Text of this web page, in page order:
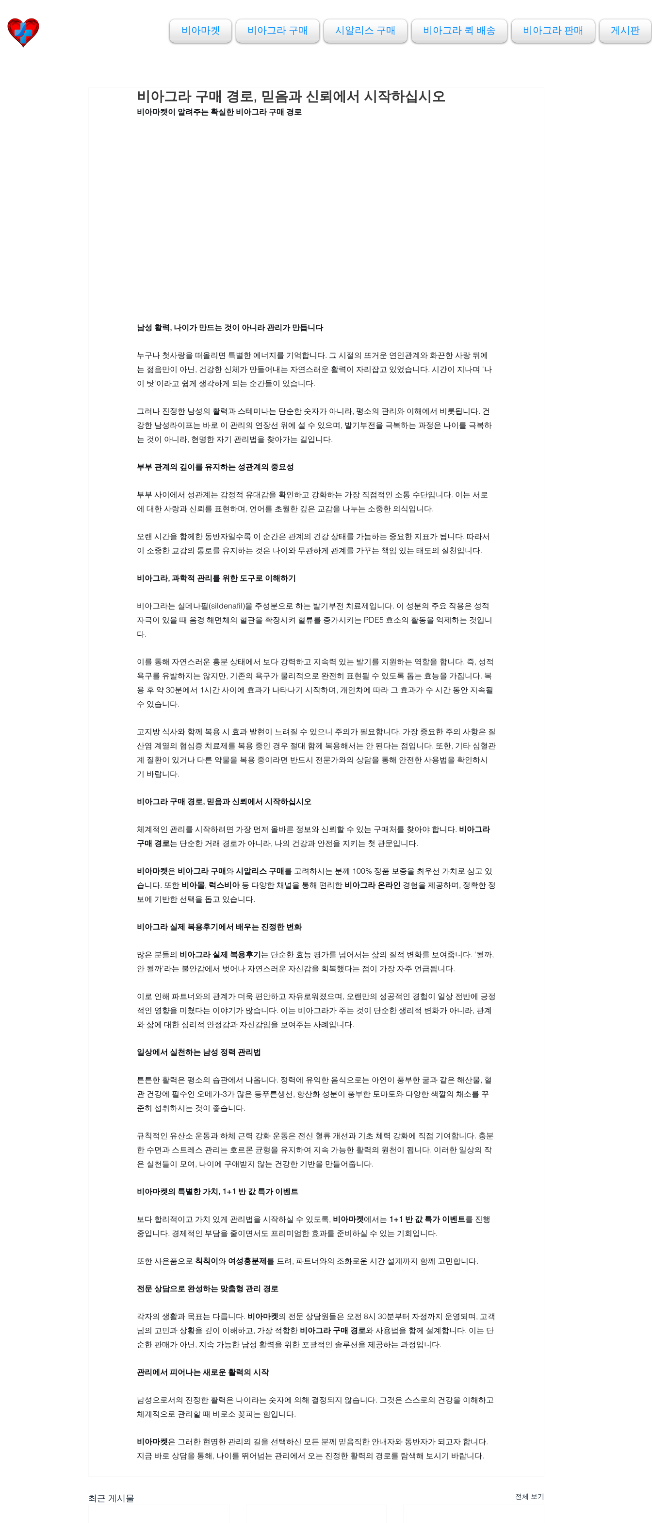
비아마켓 비아그라 구매 시알리스 구매 비아그라 퀵 배송 비아그라 판매 게시판
비아그라 구매 경로, 믿음과 신뢰에서 시작하십시오
비아마켓이 알려주는 확실한 비아그라 구매 경로
남성 활력, 나이가 만드는 것이 아니라 관리가 만듭니다
누구나 첫사랑을 떠올리면 특별한 에너지를 기억합니다. 그 시절의 뜨거운 연인관계와 화끈한 사랑 뒤에
는 젊음만이 아닌, 건강한 신체가 만들어내는 자연스러운 활력이 자리잡고 있었습니다. 시간이 지나며 '나
이 탓'이라고 쉽게 생각하게 되는 순간들이 있습니다.
그러나 진정한 남성의 활력과 스테미나는 단순한 숫자가 아니라, 평소의 관리와 이해에서 비롯됩니다. 건
강한 남성라이프는 바로 이 관리의 연장선 위에 설 수 있으며, 발기부전을 극복하는 과정은 나이를 극복하
는 것이 아니라, 현명한 자기 관리법을 찾아가는 길입니다.
부부 관계의 깊이를 유지하는 성관계의 중요성
부부 사이에서 성관계는 감정적 유대감을 확인하고 강화하는 가장 직접적인 소통 수단입니다. 이는 서로
에 대한 사랑과 신뢰를 표현하며, 언어를 초월한 깊은 교감을 나누는 소중한 의식입니다.
오랜 시간을 함께한 동반자일수록 이 순간은 관계의 건강 상태를 가늠하는 중요한 지표가 됩니다. 따라서
이 소중한 교감의 통로를 유지하는 것은 나이와 무관하게 관계를 가꾸는 책임 있는 태도의 실천입니다.
비아그라, 과학적 관리를 위한 도구로 이해하기
비아그라는 실데나필(sildenafil)을 주성분으로 하는 발기부전 치료제입니다. 이 성분의 주요 작용은 성적
자극이 있을 때 음경 해면체의 혈관을 확장시켜 혈류를 증가시키는 PDE5 효소의 활동을 억제하는 것입니
다.
이를 통해 자연스러운 흥분 상태에서 보다 강력하고 지속력 있는 발기를 지원하는 역할을 합니다. 즉, 성적
욕구를 유발하지는 않지만, 기존의 욕구가 물리적으로 완전히 표현될 수 있도록 돕는 효능을 가집니다. 복
용 후 약 30분에서 1시간 사이에 효과가 나타나기 시작하며, 개인차에 따라 그 효과가 수 시간 동안 지속될
수 있습니다.
고지방 식사와 함께 복용 시 효과 발현이 느려질 수 있으니 주의가 필요합니다. 가장 중요한 주의 사항은 질
산염 계열의 협심증 치료제를 복용 중인 경우 절대 함께 복용해서는 안 된다는 점입니다. 또한, 기타 심혈관
계 질환이 있거나 다른 약물을 복용 중이라면 반드시 전문가와의 상담을 통해 안전한 사용법을 확인하시
기 바랍니다.
비아그라 구매 경로, 믿음과 신뢰에서 시작하십시오
체계적인 관리를 시작하려면 가장 먼저 올바른 정보와 신뢰할 수 있는 구매처를 찾아야 합니다. 비아그라
구매 경로는 단순한 거래 경로가 아니라, 나의 건강과 안전을 지키는 첫 관문입니다.
비아마켓은 비아그라 구매와 시알리스 구매를 고려하시는 분께 100% 정품 보증을 최우선 가치로 삼고 있
습니다. 또한 비아몰, 럭스비아 등 다양한 채널을 통해 편리한 비아그라 온라인 경험을 제공하며, 정확한 정
보에 기반한 선택을 돕고 있습니다.
비아그라 실제 복용후기에서 배우는 진정한 변화
많은 분들의 비아그라 실제 복용후기는 단순한 효능 평가를 넘어서는 삶의 질적 변화를 보여줍니다. '될까,
안 될까'라는 불안감에서 벗어나 자연스러운 자신감을 회복했다는 점이 가장 자주 언급됩니다.
이로 인해 파트너와의 관계가 더욱 편안하고 자유로워졌으며, 오랜만의 성공적인 경험이 일상 전반에 긍정
적인 영향을 미쳤다는 이야기가 많습니다. 이는 비아그라가 주는 것이 단순한 생리적 변화가 아니라, 관계
와 삶에 대한 심리적 안정감과 자신감임을 보여주는 사례입니다.
일상에서 실천하는 남성 정력 관리법
튼튼한 활력은 평소의 습관에서 나옵니다. 정력에 유익한 음식으로는 아연이 풍부한 굴과 같은 해산물, 혈
관 건강에 필수인 오메가-3가 많은 등푸른생선, 항산화 성분이 풍부한 토마토와 다양한 색깔의 채소를 꾸
준히 섭취하시는 것이 좋습니다.
규칙적인 유산소 운동과 하체 근력 강화 운동은 전신 혈류 개선과 기초 체력 강화에 직접 기여합니다. 충분
한 수면과 스트레스 관리는 호르몬 균형을 유지하여 지속 가능한 활력의 원천이 됩니다. 이러한 일상의 작
은 실천들이 모여, 나이에 구애받지 않는 건강한 기반을 만들어줍니다.
비아마켓의 특별한 가치, 1+1 반 값 특가 이벤트
보다 합리적이고 가치 있게 관리법을 시작하실 수 있도록, 비아마켓에서는 1+1 반 값 특가 이벤트를 진행
중입니다. 경제적인 부담을 줄이면서도 프리미엄한 효과를 준비하실 수 있는 기회입니다.
또한 사은품으로 칙칙이와 여성흥분제를 드려, 파트너와의 조화로운 시간 설계까지 함께 고민합니다.
전문 상담으로 완성하는 맞춤형 관리 경로
각자의 생활과 목표는 다릅니다. 비아마켓의 전문 상담원들은 오전 8시 30분부터 자정까지 운영되며, 고객
님의 고민과 상황을 깊이 이해하고, 가장 적합한 비아그라 구매 경로와 사용법을 함께 설계합니다. 이는 단
순한 판매가 아닌, 지속 가능한 남성 활력을 위한 포괄적인 솔루션을 제공하는 과정입니다.
관리에서 피어나는 새로운 활력의 시작
남성으로서의 진정한 활력은 나이라는 숫자에 의해 결정되지 않습니다. 그것은 스스로의 건강을 이해하고
체계적으로 관리할 때 비로소 꽃피는 힘입니다.
비아마켓은 그러한 현명한 관리의 길을 선택하신 모든 분께 믿음직한 안내자와 동반자가 되고자 합니다.
지금 바로 상담을 통해, 나이를 뛰어넘는 관리에서 오는 진정한 활력의 경로를 탐색해 보시기 바랍니다.
최근 게시물 전체 보기